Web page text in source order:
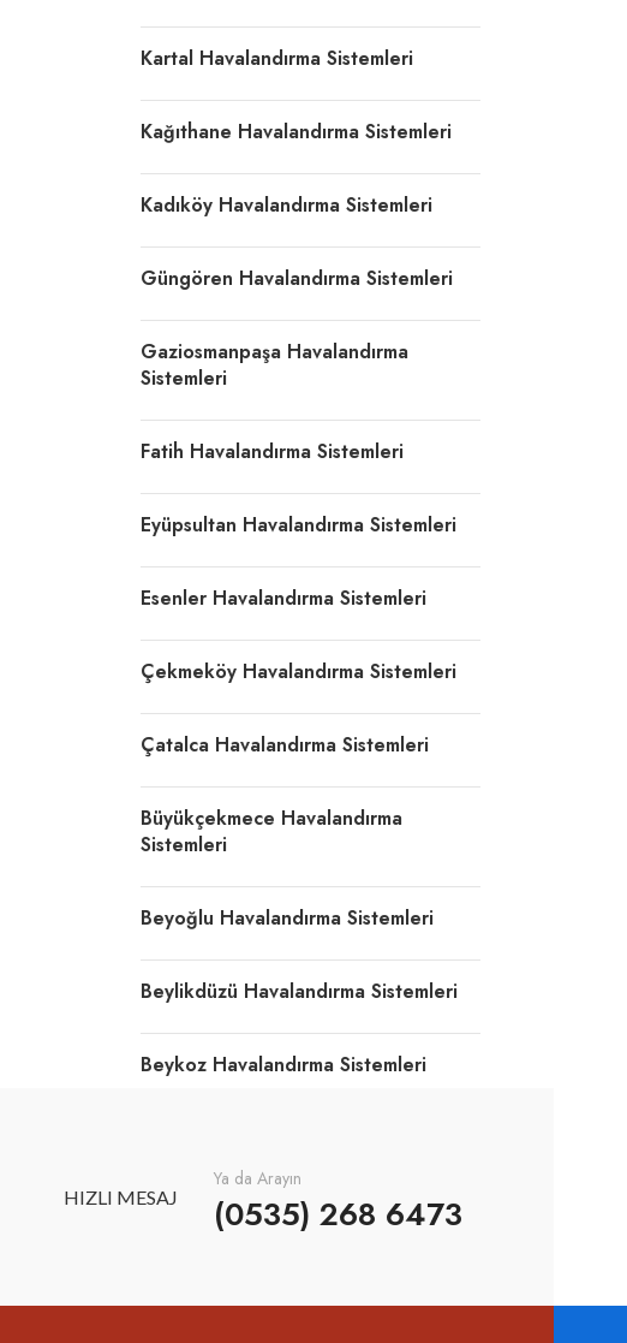
Kartal Havalandırma Sistemleri
Kağıthane Havalandırma Sistemleri
Kadıköy Havalandırma Sistemleri
Güngören Havalandırma Sistemleri
Gaziosmanpaşa Havalandırma
Sistemleri
Fatih Havalandırma Sistemleri
Eyüpsultan Havalandırma Sistemleri
Esenler Havalandırma Sistemleri
Çekmeköy Havalandırma Sistemleri
Çatalca Havalandırma Sistemleri
Büyükçekmece Havalandırma
Sistemleri
Beyoğlu Havalandırma Sistemleri
Beylikdüzü Havalandırma Sistemleri
Beykoz Havalandırma Sistemleri
HIZLI MESAJ
Ya da Arayın
(0535) 268 6473